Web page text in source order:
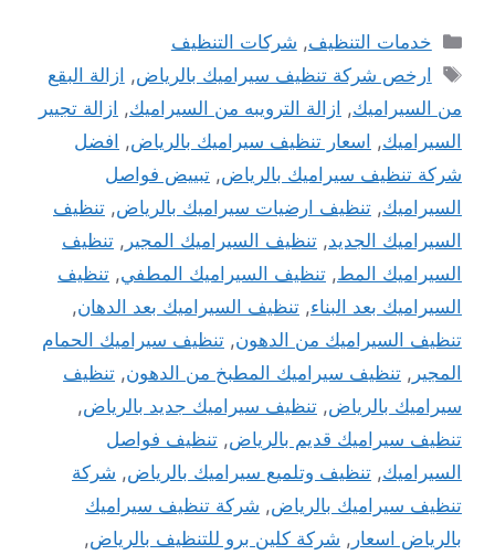
التصنيفات
خدمات التنظيف, شركات التنظيف
الوسوم
ارخص شركة تنظيف سيراميك بالرياض, ازالة البقع
من السيراميك, ازالة الترويبه من السيراميك, ازالة تجيير
السيراميك, اسعار تنظيف سيراميك بالرياض, افضل
شركة تنظيف سيراميك بالرياض, تبييض فواصل
السيراميك, تنظيف ارضيات سيراميك بالرياض, تنظيف
السيراميك الجديد, تنظيف السيراميك المجير , تنظيف
السيراميك المط, تنظيف السيراميك المطفي, تنظيف
السيراميك بعد البناء, تنظيف السيراميك بعد الدهان,
تنظيف السيراميك من الدهون, تنظيف سيراميك الحمام
المجير , تنظيف سيراميك المطبخ من الدهون, تنظيف
سيراميك بالرياض, تنظيف سيراميك جديد بالرياض,
تنظيف سيراميك قديم بالرياض, تنظيف فواصل
السيراميك, تنظيف وتلميع سيراميك بالرياض, شركة
تنظيف سيراميك بالرياض, شركة تنظيف سيراميك
بالرياض اسعار , شركة كلين برو للتنظيف بالرياض,